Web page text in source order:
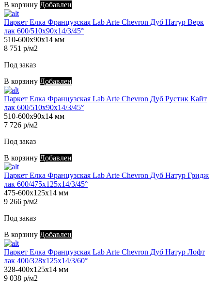
В корзину Добавлен
Паркет Елка Французская Lab Arte Chevron Дуб Натур Верк
лак 600/510х90х14/3/45°
510-600х90х14 мм
8 751 р/м2
Под заказ
В корзину Добавлен
Паркет Елка Французская Lab Arte Chevron Дуб Рустик Кайт
лак 600/510х90х14/3/45°
510-600х90х14 мм
7 726 р/м2
Под заказ
В корзину Добавлен
Паркет Елка Французская Lab Arte Chevron Дуб Натур Гридж
лак 600/475х125х14/3/45°
475-600х125х14 мм
9 266 р/м2
Под заказ
В корзину Добавлен
Паркет Елка Французская Lab Arte Chevron Дуб Натур Лофт
лак 400/328х125х14/3/60°
328-400х125х14 мм
9 038 р/м2